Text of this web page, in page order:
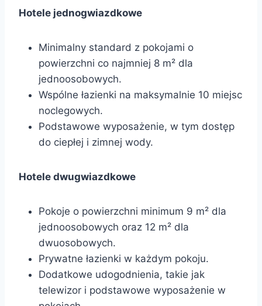
Hotele jednogwiazdkowe
Minimalny standard z pokojami o
powierzchni co najmniej 8 m² dla
jednoosobowych.
Wspólne łazienki na maksymalnie 10 miejsc
noclegowych.
Podstawowe wyposażenie, w tym dostęp
do ciepłej i zimnej wody.
Hotele dwugwiazdkowe
Pokoje o powierzchni minimum 9 m² dla
jednoosobowych oraz 12 m² dla
dwuosobowych.
Prywatne łazienki w każdym pokoju.
Dodatkowe udogodnienia, takie jak
telewizor i podstawowe wyposażenie w